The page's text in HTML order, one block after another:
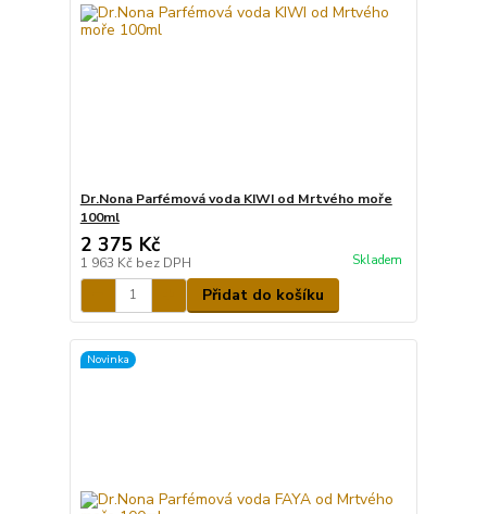
Dr.Nona Parfémová voda KIWI od Mrtvého moře
100ml
2 375 Kč
1 963 Kč bez DPH Skladem
Přidat do košíku
Novinka